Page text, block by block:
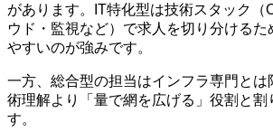
があります。IT特化型は技術スタック（
ウド・監視など）で求人を切り分けるた
やすいのが強みです。
一方、総合型の担当はインフラ専門とは
術理解より「量で網を広げる」役割と割
す。